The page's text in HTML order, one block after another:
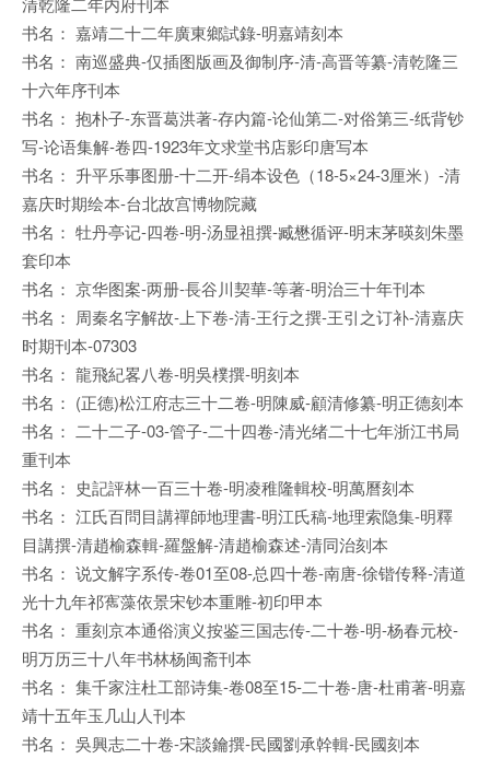
书名： 嘉靖二十二年廣東鄉試錄-明嘉靖刻本
书名： 南巡盛典-仅插图版画及御制序-清-高晋等纂-清乾隆三
十六年序刊本
书名： 抱朴子-东晋葛洪著-存内篇-论仙第二-对俗第三-纸背钞
写-论语集解-卷四-1923年文求堂书店影印唐写本
书名： 升平乐事图册-十二开-绢本设色（18-5×24-3厘米）-清
嘉庆时期绘本-台北故宫博物院藏
书名： 牡丹亭记-四卷-明-汤显祖撰-臧懋循评-明末茅暎刻朱墨
套印本
书名： 京华图案-两册-長谷川契華-等著-明治三十年刊本
书名： 周秦名字解故-上下卷-清-王行之撰-王引之订补-清嘉庆
时期刊本-07303
书名： 龍飛紀畧八卷-明吳樸撰-明刻本
书名： (正德)松江府志三十二卷-明陳威-顧清修纂-明正德刻本
书名： 二十二子-03-管子-二十四卷-清光绪二十七年浙江书局
重刊本
书名： 史記評林一百三十卷-明凌稚隆輯校-明萬曆刻本
书名： 江氏百問目講禪師地理書-明江氏稿-地理索隐集-明釋
目講撰-清趙榆森輯-羅盤解-清趙榆森述-清同治刻本
书名： 说文解字系传-卷01至08-总四十卷-南唐-徐锴传释-清道
光十九年祁寯藻依景宋钞本重雕-初印甲本
书名： 重刻京本通俗演义按鉴三国志传-二十卷-明-杨春元校-
明万历三十八年书林杨闽斋刊本
书名： 集千家注杜工部诗集-卷08至15-二十卷-唐-杜甫著-明嘉
靖十五年玉几山人刊本
书名： 吳興志二十卷-宋談鑰撰-民國劉承幹輯-民國刻本